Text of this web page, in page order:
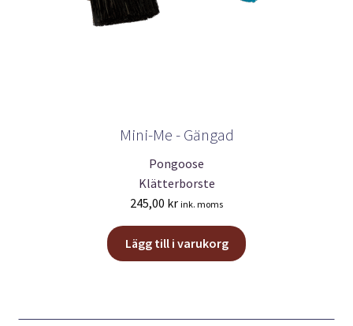
Mini-Me - Gängad
Pongoose
Klätterborste
245,00 kr ink. moms
Lägg till i varukorg